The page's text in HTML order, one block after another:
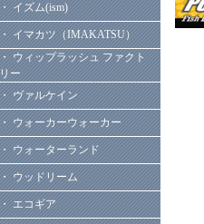
・ イズム(ism)
・ イマカツ（IMAKATSU）
・ ウィップラッシュ ファクト
リー
・ ヴァルケイン
・ ウォーカーウォーカー
・ ウォーターランド
・ ウッドリーム
・ エコギア